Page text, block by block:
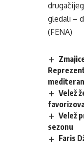
gledali –
(FENA)
Velež
Velež
sezonu
Faris